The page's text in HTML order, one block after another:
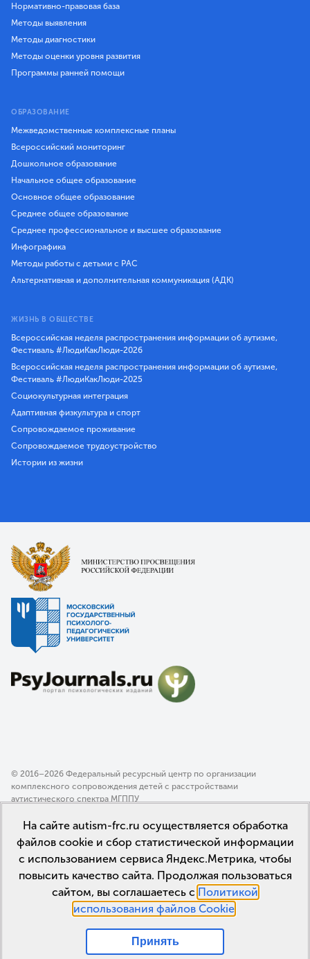
Нормативно-правовая база
Методы выявления
Методы диагностики
Методы оценки уровня развития
Программы ранней помощи
ОБРАЗОВАНИЕ
Межведомственные комплексные планы
Всероссийский мониторинг
Дошкольное образование
Начальное общее образование
Основное общее образование
Среднее общее образование
Среднее профессиональное и высшее образование
Инфографика
Методы работы с детьми с РАС
Альтернативная и дополнительная коммуникация (АДК)
ЖИЗНЬ В ОБЩЕСТВЕ
Всероссийская неделя распространения информации об аутизме,
Фестиваль #ЛюдиКакЛюди-2026
Всероссийская неделя распространения информации об аутизме,
Фестиваль #ЛюдиКакЛюди-2025
Социокультурная интеграция
Адаптивная физкультура и спорт
Сопровождаемое проживание
Сопровождаемое трудоустройство
Истории из жизни
© 2016–2026 Федеральный ресурсный центр по организации
комплексного сопровождения детей с расстройствами
аутистического спектра МГППУ
Политика конфиденциальности
Пользовательское соглашение
На сайте autism-frc.ru осуществляется обработка
файлов cookie и сбор статистической информации
с использованием сервиса Яндекс.Метрика, чтобы
повысить качество сайта. Продолжая пользоваться
сайтом, вы соглашаетесь с Политикой
использования файлов Cookie.
Принять